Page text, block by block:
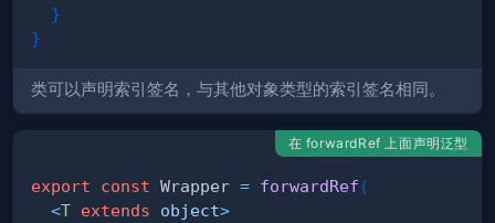
}
}
类可以声明索引签名，与其他对象类型的索引签名相同。
在 forwardRef 上面声明泛型
export const Wrapper = forwardRef (
<T extends object>